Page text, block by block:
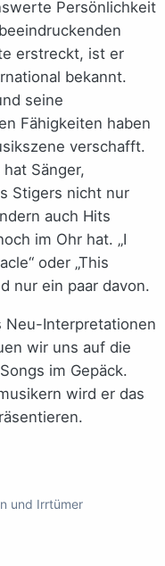
Persönlichkeit
erstreckt, ist er
bekannt.
seine
Fähigkeiten haben
verschafft.
Sänger,
Stigers nicht nur
auch Hits
im Ohr hat. „I
oder „This
nur ein paar davon.
Neu-Interpretationen
wir uns auf die
im Gepäck.
wird er das
und Irrtümer